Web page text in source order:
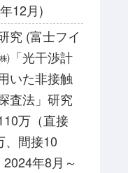
12月)
究 (富士フイ
「光干渉計
いた非接触
査法」研究
万（直接
、間接10
年8月～